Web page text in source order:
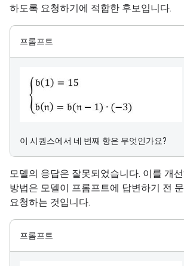
하도록 요청하기에 적합한 후보입니다.
프롬프트
이 시퀀스에서 네 번째 항은 무엇인가요?
모델의 응답은 잘못되었습니다. 이를 개
방법은 모델이 프롬프트에 답변하기 전
요청하는 것입니다.
프롬프트